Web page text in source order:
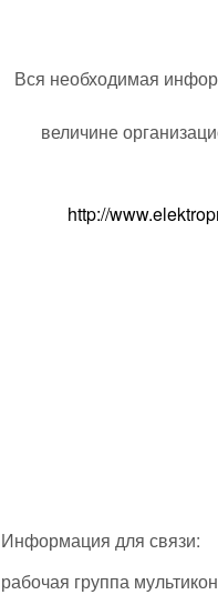
Вся необходимая
величине
http://
Информация для связи:
рабочая группа